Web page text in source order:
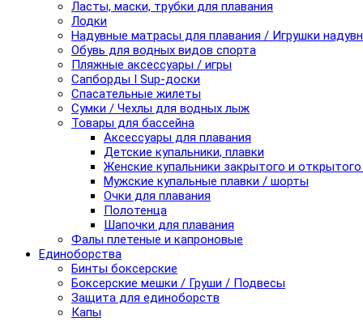
Ласты, маски, трубки для плавания
Лодки
Надувные матрасы для плавания / Игрушки
Обувь для водных видов спорта
Пляжные аксессуары / игры
Сапборды I Sup-доски
Спасательные жилеты
Сумки / Чехлы для водных лыж
Товары для бассейна
Аксессуары для плавания
Детские купальники, плавки
Женские купальники закрытого и
Мужские купальные плавки / шорты
Очки для плавания
Полотенца
Шапочки для плавания
Фалы плетеные и капроновые
Единоборства
Бинты боксерские
Боксерские мешки / Груши / Подвесы
Защита для единоборств
Капы